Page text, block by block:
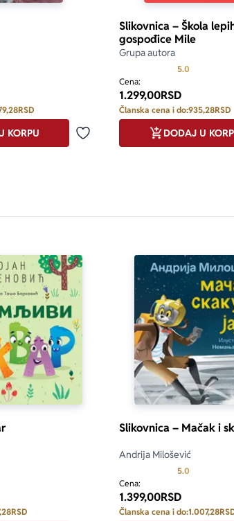
RSD
Dodaj u omiljene
KORPU
Slikovnica – Škola
gospođice Mile
Grupa autora
5.0
Cena:
1.299,00RSD
Članska cena i do:935,28RSD
DODAJ U
RSD
Slikovnica – Mačak i
Andrija Milošević
5.0
Cena:
1.399,00RSD
Članska cena i do:1.007,28